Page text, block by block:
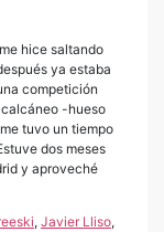
hice saltando
ya estaba
competición
-hueso
tuvo un tiempo
dos meses
y aproveché
, Javier Lliso,